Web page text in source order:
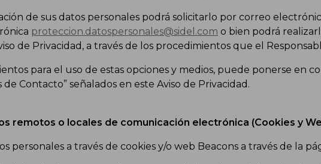
de sus datos personales podrá solicitarlo por correo
proteccion.datospersonales@sidel.com o bien podrá
de Privacidad, a través de los procedimientos que el
para el uso de estas opciones y medios, puede ponerse en
de Contacto” señalados en este Aviso de Privacidad.
remotos o locales de comunicación electrónica (Cookies y
personales a través de cookies y/o web Beacons a través de la